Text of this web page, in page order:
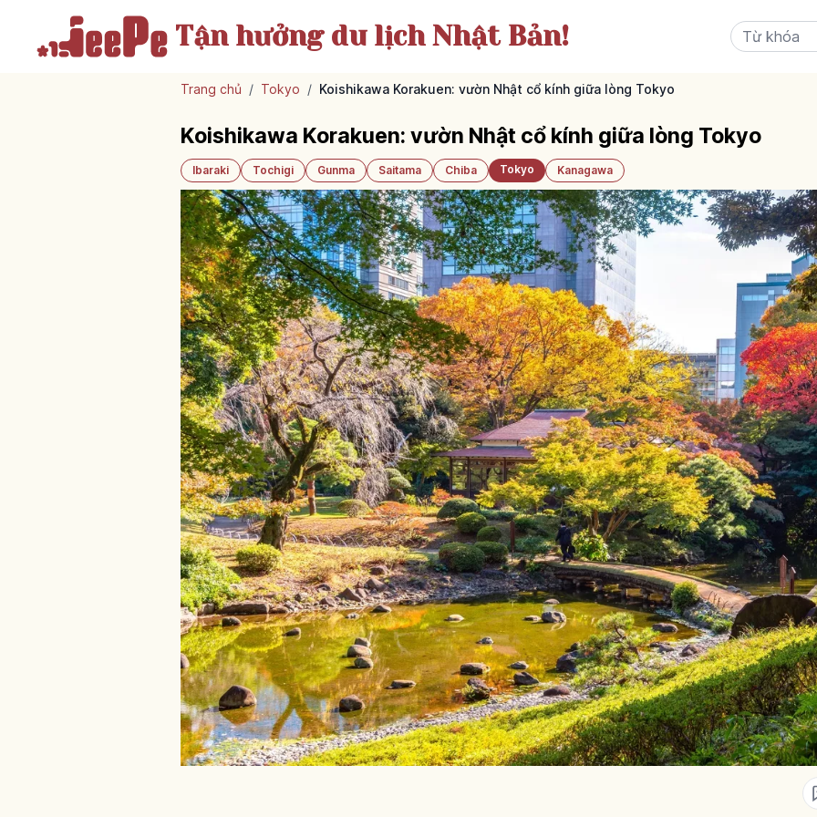
Tận hưởngdu lịch Nhật Bản!
Trang chủ / Tokyo / Koishikawa Korakuen: vườn Nhật cổ kính giữa lòng Tokyo
Koishikawa Korakuen: vườn Nhật cổ kính giữa lòng Tokyo
Ibaraki Tochigi Gunma Saitama Chiba Tokyo Kanagawa